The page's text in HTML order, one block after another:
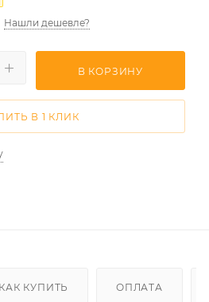
Нашли дешевле?
В КОРЗИНУ
В 1 КЛИК
КАК КУПИТЬ ОПЛАТА